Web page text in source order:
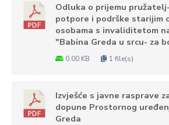
Odluka o prijemu
potpore i podrške starijim
osobama s invaliditetom
"Babina Greda u srcu- za
0.00 KB 1 file(s)
Izvješće s javne rasprave
dopune Prostornog
Greda